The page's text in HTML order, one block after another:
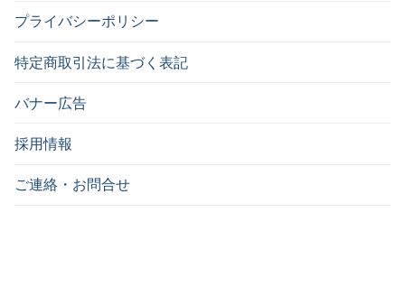
プライバシーポリシー
特定商取引法に基づく表記
バナー広告
採用情報
ご連絡・お問合せ